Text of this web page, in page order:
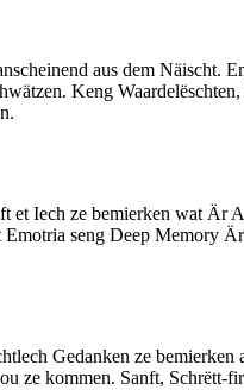
aus dem Näischt.
Keng
Iech ze bemierken wat Är
seng Deep
Gedanken ze
ze kommen. Sanft, Schrëtt-